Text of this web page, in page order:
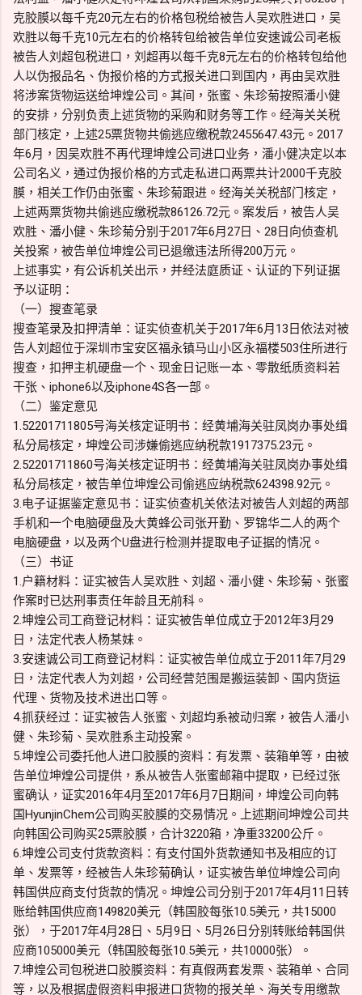
克胶膜以每千克20元左右的价格包税给被告人吴欢胜进口，吴
欢胜以每千克10元左右的价格转包给被告单位安速诚公司老板
被告人刘超包税进口，刘超再以每千克8元左右的价格转包给他
人以伪报品名、伪报价格的方式报关进口到国内，再由吴欢胜
将涉案货物运送给坤煌公司。其间，张蜜、朱珍菊按照潘小健
的安排，分别负责上述货物的采购和财务等工作。经海关关税
部门核定，上述25票货物共偷逃应缴税款2455647.43元。2017
年6月，因吴欢胜不再代理坤煌公司进口业务，潘小健决定以本
公司名义，通过伪报价格的方式走私进口两票共计2000千克胶
膜，相关工作仍由张蜜、朱珍菊跟进。经海关关税部门核定，
上述两票货物共偷逃应缴税款86126.72元。案发后，被告人吴
欢胜、潘小健、朱珍菊分别于2017年6月27日、28日向侦查机
关投案，被告单位坤煌公司已退缴违法所得200万元。
上述事实，有公诉机关出示，并经法庭质证、认证的下列证据
予以证明：
（一）搜查笔录
搜查笔录及扣押清单：证实侦查机关于2017年6月13日依法对被
告人刘超位于深圳市宝安区福永镇马山小区永福楼503住所进行
搜查，扣押主机硬盘一个、现金日记账一本、零散纸质资料若
干张、iphone6以及iphone4S各一部。
（二）鉴定意见
1.52201711805号海关核定证明书：经黄埔海关驻凤岗办事处缉
私分局核定，坤煌公司涉嫌偷逃应纳税款1917375.23元。
2.52201711860号海关核定证明书：经黄埔海关驻凤岗办事处缉
私分局核定，被告单位坤煌公司偷逃应纳税款624398.92元。
3.电子证据鉴定意见书：证实侦查机关依法对被告人刘超的两部
手机和一个电脑硬盘及大黄蜂公司张开勤、罗锦华二人的两个
电脑硬盘，以及两个U盘进行检测并提取电子证据的情况。
（三）书证
1.户籍材料：证实被告人吴欢胜、刘超、潘小健、朱珍菊、张蜜
作案时已达刑事责任年龄且无前科。
2.坤煌公司工商登记材料：证实被告单位成立于2012年3月29
日，法定代表人杨某妹。
3.安速诚公司工商登记材料：证实被告单位成立于2011年7月29
日，法定代表人为刘超，公司经营范围是搬运装卸、国内货运
代理、货物及技术进出口等。
4.抓获经过：证实被告人张蜜、刘超均系被动归案，被告人潘小
健、朱珍菊、吴欢胜系主动投案。
5.坤煌公司委托他人进口胶膜的资料：有发票、装箱单等，由被
告单位坤煌公司提供，系从被告人张蜜邮箱中提取，已经过张
蜜确认，证实2016年4月至2017年6月7日期间，坤煌公司向韩
国HyunjinChem公司购买胶膜的交易情况。上述期间坤煌公司共
向韩国公司购买25票胶膜，合计3220箱，净重33200公斤。
6.坤煌公司支付货款资料：有支付国外货款通知书及相应的订
单、发票等，经被告人朱珍菊确认，证实被告单位坤煌公司向
韩国供应商支付货款的情况。坤煌公司分别于2017年4月11日转
账给韩国供应商149820美元（韩国胶每张10.5美元，共15000
张），于2017年4月28日、5月9日、5月26日分别转账给韩国供
应商105000美元（韩国胶每张10.5美元，共10000张）。
7.坤煌公司包税进口胶膜资料：有真假两套发票、装箱单、合同
等，以及根据虚假资料申报进口货物的报关单、海关专用缴款